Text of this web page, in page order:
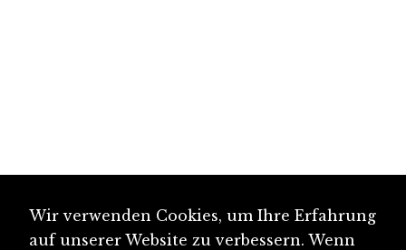
Wir verwenden Cookies, um Ihre Erfahrung
auf unserer Website zu verbessern. Wenn